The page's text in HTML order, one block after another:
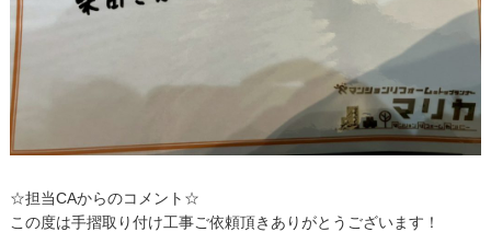
☆担当CAからのコメント☆
この度は手摺取り付け工事ご依頼頂きありがとうございます！